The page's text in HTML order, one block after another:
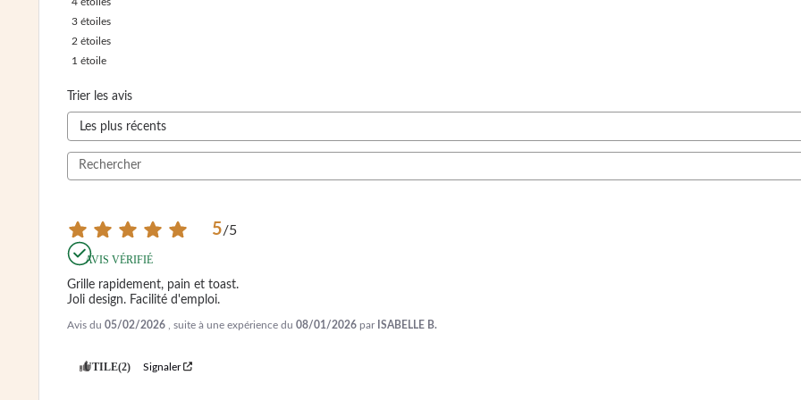
3 étoiles
2 étoiles
1 étoile
Trier les avis
5/5
AVIS VÉRIFIÉ
Grille rapidement, pain et toast.
Joli design. Facilité d'emploi.
Avis du 05/02/2026 , suite à une expérience du 08/01/2026 par ISABELLE B.
UTILE(2) Signaler